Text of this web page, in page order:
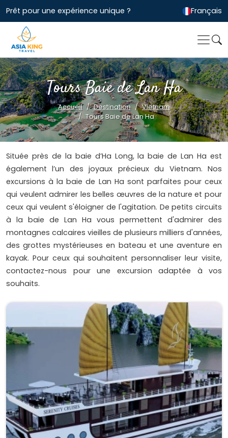
Prêt pour une expérience unique ? Français
Tours Baie de Lan Ha
Accueil Destination
Vietnam
Tours Baie de Lan Ha
Située près de la baie d’Ha Long, la baie de Lan Ha est
également l’un des joyaux précieux du Vietnam. Nos
excursions à la baie de Lan Ha sont parfaites pour ceux
qui veulent admirer les belles œuvres de la nature et pour
ceux qui veulent s'éloigner de l'agitation. De petits circuits
à la baie de Lan Ha vous permettent d'admirer des
montagnes calcaires vieilles de plusieurs milliers d'années,
des grottes mystérieuses en bateau et une aventure en
kayak. Pour ceux qui souhaitent personnaliser leur visite,
contactez-nous pour une excursion adaptée à vos
souhaits.